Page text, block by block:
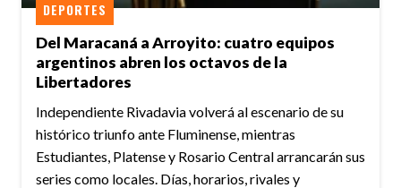
Del Maracaná a Arroyito: cuatro equipos
argentinos abren los octavos de la
Libertadores
DEPORTES
Independiente Rivadavia volverá al escenario de su
histórico triunfo ante Fluminense, mientras
Estudiantes, Platense y Rosario Central arrancarán sus
series como locales. Días, horarios, rivales y